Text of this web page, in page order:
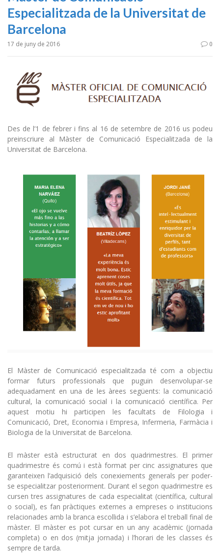
Especialitzada de la Universitat de
Barcelona
17 de juny de 2016 0
Des de l’1 de febrer i fins al 16 de setembre de 2016 us podeu
preinscriure al Màster de Comunicació Especialitzada de la
Universitat de Barcelona.
El Màster de Comunicació especialitzada té com a objectiu
formar futurs professionals que puguin desenvolupar-se
adequadament en una de les àrees següents: la comunicació
cultural, la comunicació social i la comunicació científica. Per
aquest motiu hi participen les facultats de Filologia i
Comunicació, Dret, Economia i Empresa, Infermeria, Farmàcia i
Biologia de la Universitat de Barcelona.
El màster està estructurat en dos quadrimestres. El primer
quadrimestre és comú i està format per cinc assignatures que
garanteixen l’adquisició dels conexiements generals per poder-
se especialitzar posteriorment. Durant el segon quadrimestre es
cursen tres assignatures de cada especialitat (científica, cultural
o social), es fan pràctiques externes a empreses o institucions
relacionades amb la branca escollida i s’elabora el treball final de
màster. El màster es pot cursar en un any acadèmic (jornada
completa) o en dos (mitja jornada) i l’horari de les classes és
sempre de tarda.